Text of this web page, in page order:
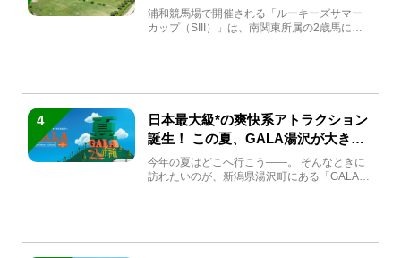
馬と見どころをチェック
浦和競馬場で開催される「ルーキーズサマー
カップ（SIII）」は、南関東所属の2歳馬によ
4
日本最大級*の爽快系アトラクション
誕生！ この夏、GALA湯沢が大きく
生まれ変わる
今年の夏はどこへ行こう――。 そんなときに
訪れたいのが、新潟県湯沢町にある「GALA湯